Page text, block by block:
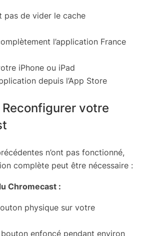
pas de vider le cache
l’application France
iPhone ou iPad
depuis l’App Store
Reconfigurer votre
n’ont pas fonctionné,
complète peut être nécessaire :
Chromecast :
physique sur votre
enfoncé pendant environ